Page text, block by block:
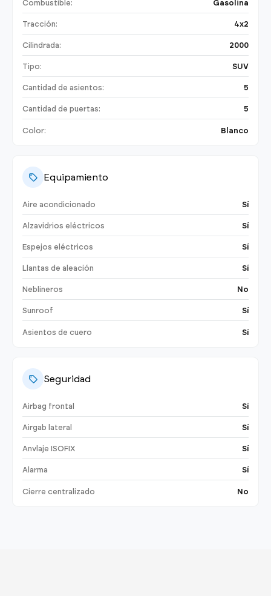
Combustible: Gasolina
Tracción: 4x2
Cilindrada: 2000
Tipo: SUV
Cantidad de asientos: 5
Cantidad de puertas: 5
Color: Blanco
Equipamiento
Aire acondicionado Sí
Alzavidrios eléctricos Sí
Espejos eléctricos Sí
Llantas de aleación Sí
Neblineros No
Sunroof Sí
Asientos de cuero Sí
Seguridad
Airbag frontal Sí
Airgab lateral Sí
Anvlaje ISOFIX Sí
Alarma Sí
Cierre centralizado No